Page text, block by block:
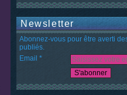
Newsletter
Abonnez-vous pour être averti
publiés.
Email